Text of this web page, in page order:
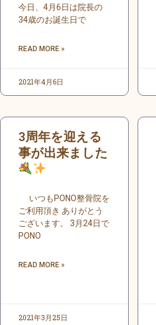
今日、4月6日は院長の
34歳のお誕生日で
READ MORE »
2021年4月6日
3周年を迎える
事が出来ました
いつもPONO整骨院を
ご利用頂き ありがとう
ございます。 3月24日で
PONO
READ MORE »
2021年3月25日